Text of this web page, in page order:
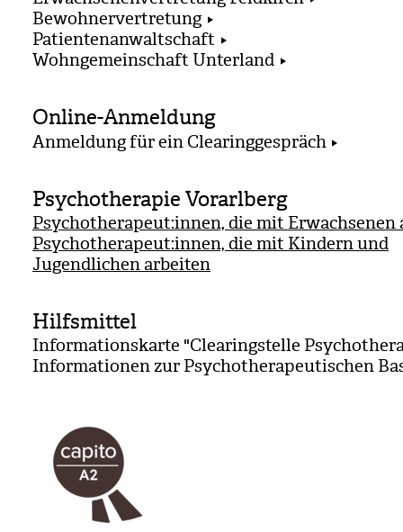
Bewohnervertretung
Patientenanwaltschaft
Wohngemeinschaft Unterland
Online-Anmeldung
Anmeldung für ein Clearinggespräch
Psychotherapie Vorarlberg
Psychotherapeut:innen, die mit Erwachsenen
Psychotherapeut:innen, die mit Kindern und
Jugendlichen arbeiten
Hilfsmittel
Informationskarte "Clearingstelle
Informationen zur Psychotherapeutischen